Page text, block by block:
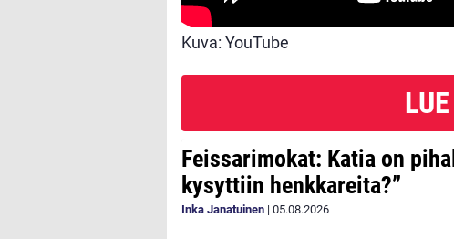
Kuva: YouTube
Feissarimokat: Katia on
kysyttiin henkkareita?”
Inka Janatuinen | 05.08.2026